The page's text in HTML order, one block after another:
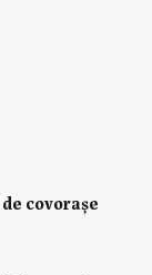
covorașe